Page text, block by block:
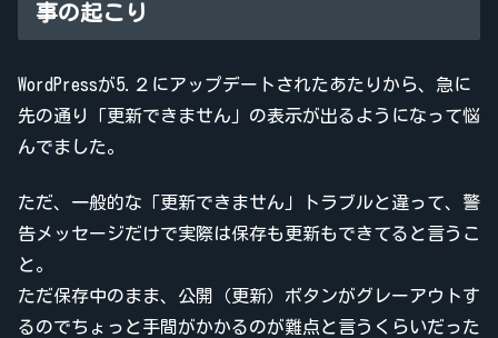
事の起こり
WordPressが5.２にアップデートされたあたりから、急に
先の通り「更新できません」の表示が出るようになって悩
んでました。
ただ、一般的な「更新できません」トラブルと違って、警
告メッセージだけで実際は保存も更新もできてると言うこ
と。
ただ保存中のまま、公開（更新）ボタンがグレーアウトす
るのでちょっと手間がかかるのが難点と言うくらいだった